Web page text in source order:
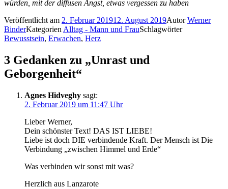
würden, mit der diffusen Angst, etwas vergessen zu haben
Veröffentlicht am 2. Februar 201912. August 2019AutorWerner
BinderKategorien Alltag - Mann und FrauSchlagwörter
Bewusstsein, Erwachen, Herz
3 Gedanken zu „Unrast und
Geborgenheit“
Agnes Hidveghy sagt:
2. Februar 2019 um 11:47 Uhr
Lieber Werner,
Dein schönster Text! DAS IST LIEBE!
Liebe ist doch DIE verbindende Kraft. Der Mensch ist Die
Verbindung „zwischen Himmel und Erde“
Was verbinden wir sonst mit was?
Herzlich aus Lanzarote